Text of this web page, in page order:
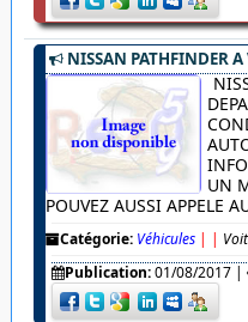
NISSAN PATHFINDER A
UN
POUVEZ AUSSI APPELE
Catégorie: Véhicules | |
Publication:01/08/2017|